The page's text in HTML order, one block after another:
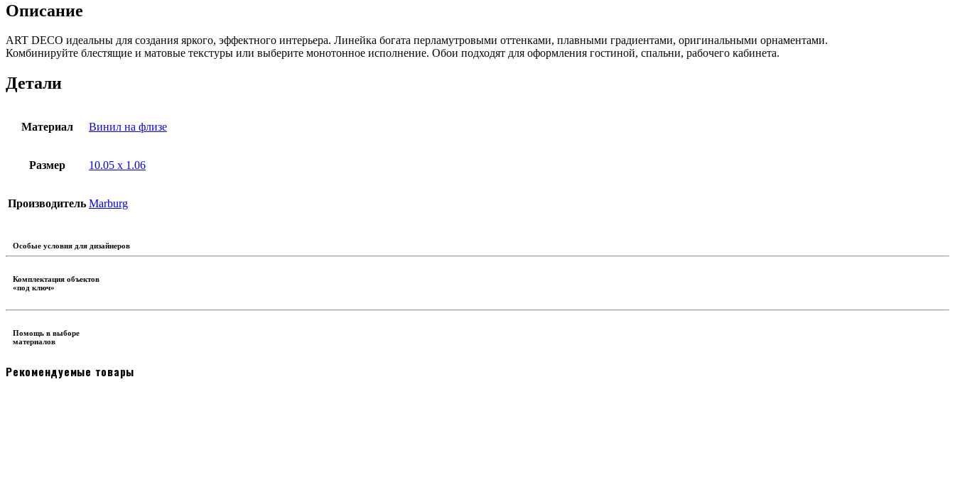
Описание
ART DECO идеальны для создания яркого, эффектного интерьера. Линейка богата перламутровыми оттенками, плавными градиентами, оригинальными орнаментами.
Комбинируйте блестящие и матовые текстуры или выберите монотонное исполнение. Обои подходят для оформления гостиной, спальни, рабочего кабинета.
Детали
Материал Винил на флизе
Размер 10.05 х 1.06
Производитель Marburg
Особые условия для дизайнеров
Комплектация объектов
«под ключ»
Помощь в выборе
материалов
Рекомендуемые товары